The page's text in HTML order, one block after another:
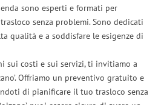
sono esperti e formati per
senza problemi. Sono dedicati
qualità e a soddisfare le esigenze di
sui costi e sui servizi, ti invitiamo a
Offriamo un preventivo gratuito e
di pianificare il tuo trasloco senza